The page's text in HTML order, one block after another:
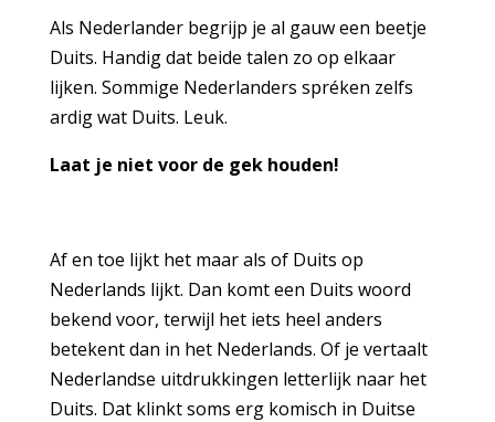
Als Nederlander begrijp je al gauw een beetje
Duits. Handig dat beide talen zo op elkaar
lijken. Sommige Nederlanders spréken zelfs
ardig wat Duits. Leuk.
Laat je niet voor de gek houden!
Af en toe lijkt het maar als of Duits op
Nederlands lijkt. Dan komt een Duits woord
bekend voor, terwijl het iets heel anders
betekent dan in het Nederlands. Of je vertaalt
Nederlandse uitdrukkingen letterlijk naar het
Duits. Dat klinkt soms erg komisch in Duitse